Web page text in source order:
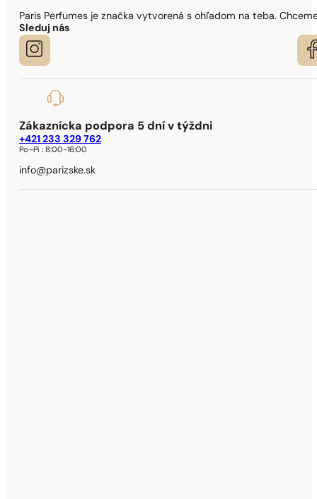
Paris Perfumes je značka vytvorená s ohľadom na teba.
Sleduj nás
Zákaznícka podpora 5 dní v týždni
+421 233 329 762
Po–Pi :8:00-16:00
info@parizske.sk